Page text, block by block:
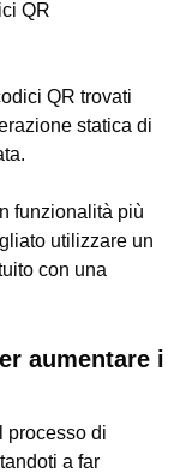
QR
QR trovati
statica di
funzionalità più
utilizzare un
con una
aumentare i
processo di
a far